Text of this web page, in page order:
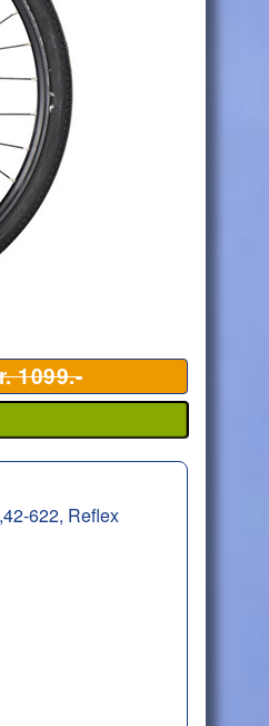
1099.-
622, Reflex